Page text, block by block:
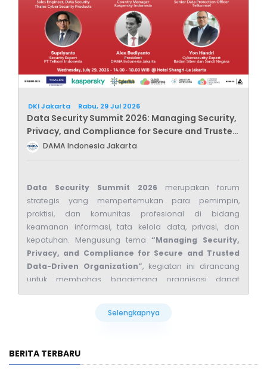
DKI Jakarta Rabu, 29 Jul 2026
Data Security Summit 2026: Managing Security,
Privacy, and Compliance for Secure and Trusted
Data-Driven Organization
DAMA Indonesia Jakarta
Data Security Summit 2026 merupakan forum
strategis yang mempertemukan para pemimpin,
praktisi, dan komunitas profesional di bidang
keamanan informasi, tata kelola data, privasi, dan
kepatuhan. Mengusung tema “Managing Security,
Privacy, and Compliance for Secure and Trusted
Data-Driven Organization”, kegiatan ini dirancang
untuk membahas bagaimana organisasi dapat
membangun ekosistem data yang aman, tepercaya,
praktik manajemen data. Area ini menekankan
pentingnya perlindungan aset data dari akses,
Selengkapnya
BERITA TERBARU